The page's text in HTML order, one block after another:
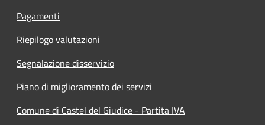
Pagamenti
Riepilogo valutazioni
Segnalazione disservizio
Piano di miglioramento dei servizi
Comune di Castel del Giudice - Partita IVA